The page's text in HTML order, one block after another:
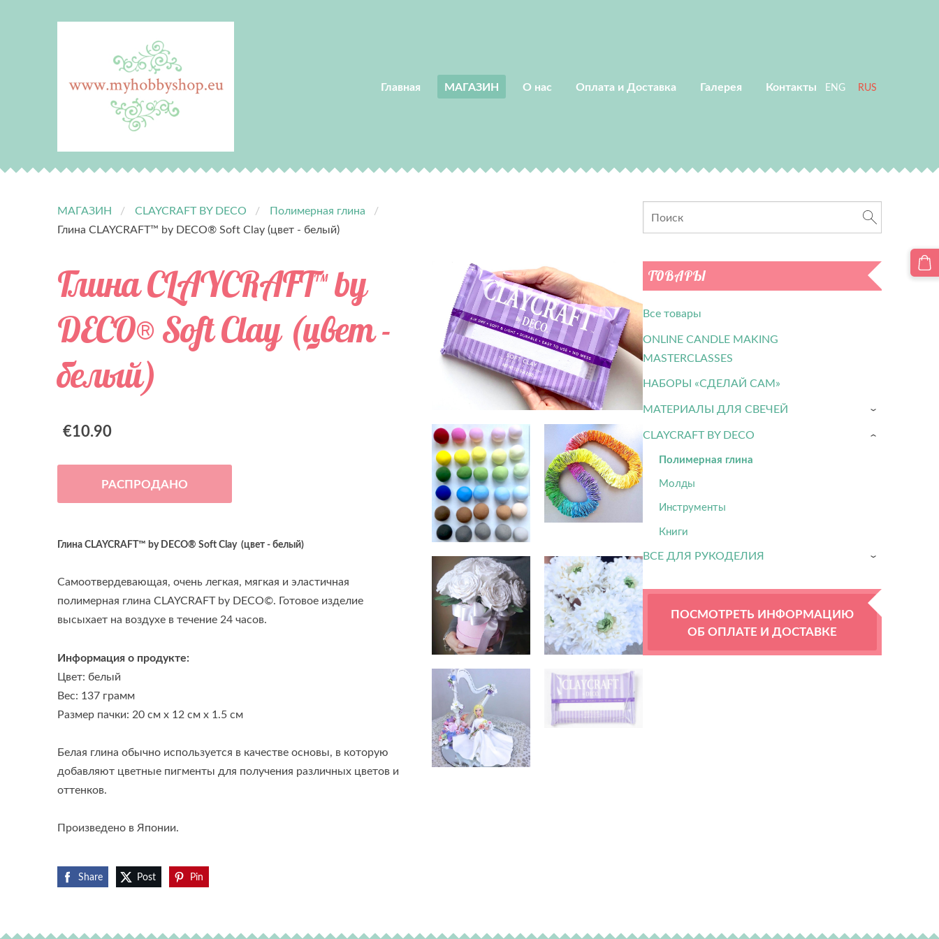
Главная МАГАЗИН О нас Оплата и Доставка Галерея Контакты ENG RUS
ТОВАРЫ
Все товары
ONLINE CANDLE MAKING
MASTERCLASSES
НАБОРЫ «СДЕЛАЙ САМ»
МАТЕРИАЛЫ ДЛЯ СВЕЧЕЙ
›
CLAYCRAFT BY DECO
Полимерная глина
Молды
Инструменты
Книги
›
ВСЕ ДЛЯ РУКОДЕЛИЯ ›
ПОСМОТРЕТЬ ИНФОРМАЦИЮ
ОБ ОПЛАТЕ И ДОСТАВКЕ
МАГАЗИН CLAYCRAFT BY DECO
Полимерная глина
Глина CLAYCRAFT™ by DECO® Soft Clay (цвет - белый)
Глина CLAYCRAFT™ by
DECO® Soft Clay (цвет -
белый)
€10.90
РАСПРОДАНО
Глина CLAYCRAFT™ by DECO® Soft Clay (цвет - белый)
Самоотвердевающая, очень легкая, мягкая и эластичная
полимерная глина CLAYCRAFT by DECO©. Готовое изделие
высыхает на воздухе в течение 24 часов.
Информация о продукте:
Цвет: белый
Вес: 137 грамм
Размер пачки: 20 см x 12 см x 1.5 см
Белая глина обычно используется в качестве основы, в которую
добавляют цветные пигменты для получения различных цветов и
оттенков.
Произведено в Японии.
Share Post Pin